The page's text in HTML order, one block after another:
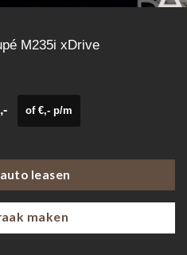
M235i xDrive
of €,- p/m
leasen
maken